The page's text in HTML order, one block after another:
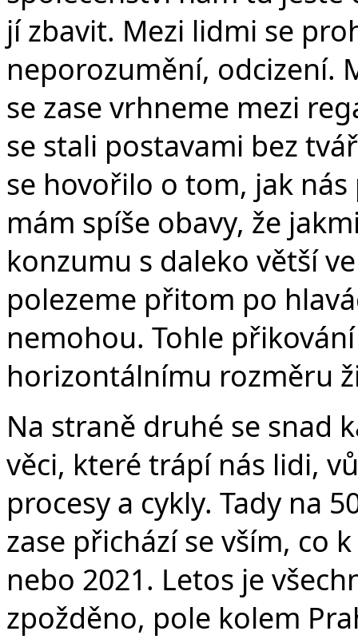
jí zbavit. Mezi lidmi se
neporozumění, odcizení.
se zase vrhneme mezi
se stali postavami bez
se hovořilo o tom, jak
mám spíše obavy, že
konzumu s daleko větší
polezeme přitom po
nemohou. Tohle
horizontálnímu rozměru
Na straně druhé se snad
věci, které trápí nás lidi,
procesy a cykly. Tady na
zase přichází se vším, co
nebo 2021. Letos je
zpožděno, pole kolem